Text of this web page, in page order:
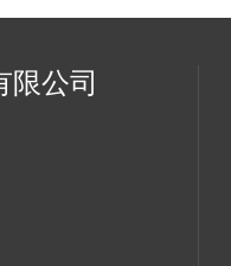
限公司